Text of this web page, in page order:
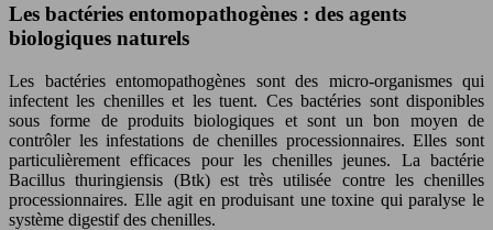
Les bactéries entomopathogènes : des agents
biologiques naturels
Les bactéries entomopathogènes sont des micro-organismes qui
infectent les chenilles et les tuent. Ces bactéries sont disponibles
sous forme de produits biologiques et sont un bon moyen de
contrôler les infestations de chenilles processionnaires. Elles sont
particulièrement efficaces pour les chenilles jeunes. La bactérie
Bacillus thuringiensis (Btk) est très utilisée contre les chenilles
processionnaires. Elle agit en produisant une toxine qui paralyse le
système digestif des chenilles.